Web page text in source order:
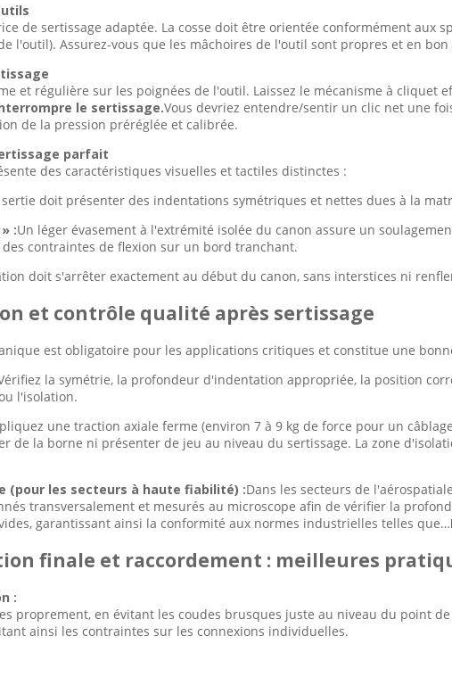
de sertissage adaptée. La cosse doit être orientée conformément aux
l'outil). Assurez-vous que les mâchoires de l'outil sont propres et en bon
et régulière sur les poignées de l'outil. Laissez le mécanisme à cliquet
le sertissage.Vous devriez entendre/sentir un clic net une
de la pression préréglée et calibrée.
parfait
des caractéristiques visuelles et tactiles distinctes :
doit présenter des indentations symétriques et nettes dues à la
:Un léger évasement à l'extrémité isolée du canon assure un
contraintes de flexion sur un bord tranchant.
doit s'arrêter exactement au début du canon, sans interstices ni
et contrôle qualité après sertissage
est obligatoire pour les applications critiques et constitue une
la symétrie, la profondeur d'indentation appropriée, la position
l'isolation.
une traction axiale ferme (environ 7 à 9 kg de force pour un
de la borne ni présenter de jeu au niveau du sertissage. La zone
(pour les secteurs à haute fiabilité) :Dans les secteurs de
transversalement et mesurés au microscope afin de vérifier la
garantissant ainsi la conformité aux normes industrielles telles que…
finale et raccordement : meilleures
:
proprement, en évitant les coudes brusques juste au niveau du point
ainsi les contraintes sur les connexions individuelles.